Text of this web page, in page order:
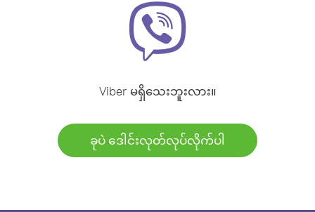
Viber မရှိသေးဘူးလား။
ခုပဲ ဒေါင်းလုတ်လုပ်လိုက်ပါ